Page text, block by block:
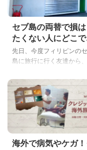
セブ島の両替で損は
たくない人にどこで
くら換金したらい
説明するよ
先日、今度フィリピンの
島に旅行に行く友達から、
こで、いくらするの？日
からフィリピンペソに両替
きるの？ドルを用意した
がいい？」と聞かれたので
す。 あかん！そんなセブ
本情報も書いていなかった
こんにちはYoshiです！ ボ
海外で病気やケガ！